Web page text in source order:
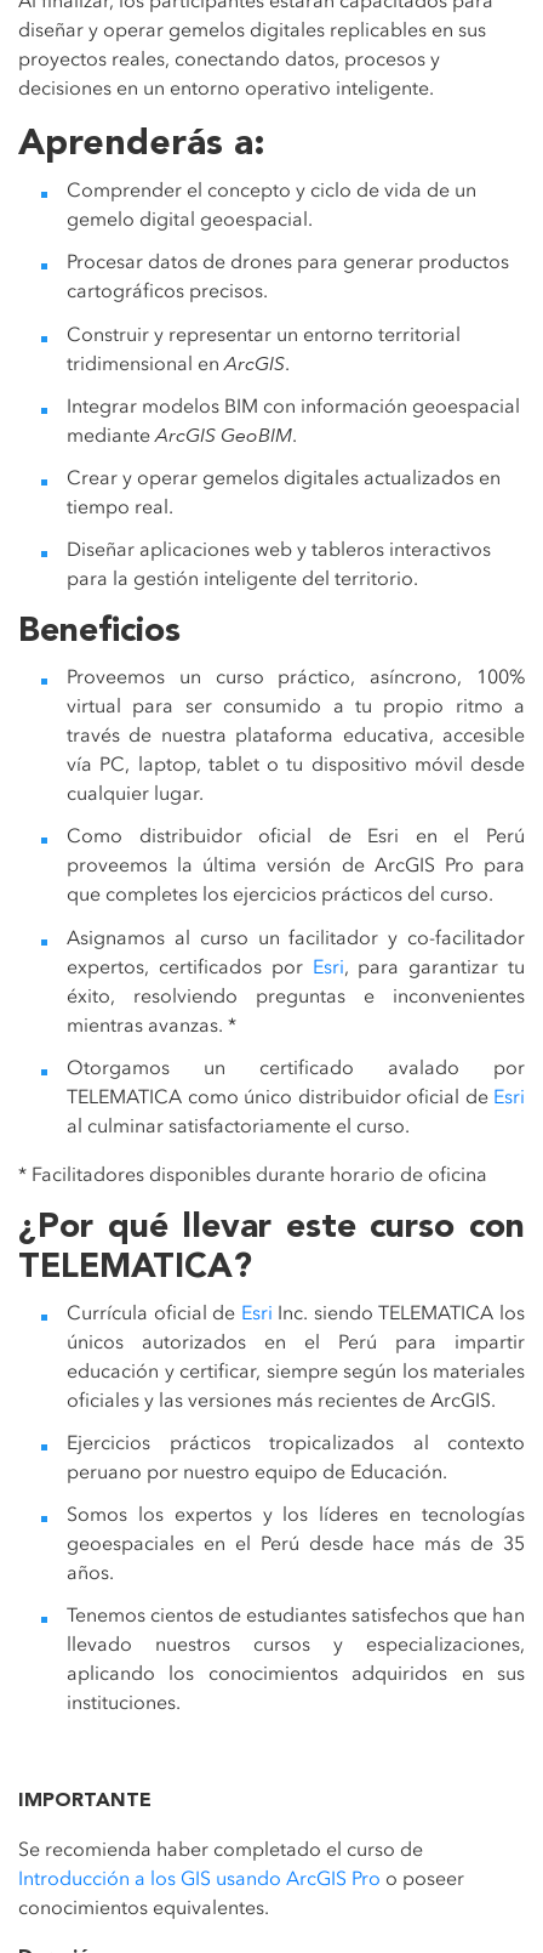
diseñar y operar gemelos digitales replicables en sus
proyectos reales, conectando datos, procesos y
decisiones en un entorno operativo inteligente.
Aprenderás a:
Comprender el concepto y ciclo de vida de un
gemelo digital geoespacial.
Procesar datos de drones para generar productos
cartográficos precisos.
Construir y representar un entorno territorial
tridimensional en ArcGIS.
Integrar modelos BIM con información geoespacial
mediante ArcGIS GeoBIM.
Crear y operar gemelos digitales actualizados en
tiempo real.
Diseñar aplicaciones web y tableros interactivos
para la gestión inteligente del territorio.
Beneficios
Proveemos un curso práctico, asíncrono, 100%
virtual para ser consumido a tu propio ritmo a
través de nuestra plataforma educativa, accesible
vía PC, laptop, tablet o tu dispositivo móvil desde
cualquier lugar.
Como distribuidor oficial de Esri en el Perú
proveemos la última versión de ArcGIS Pro para
que completes los ejercicios prácticos del curso.
Asignamos al curso un facilitador y co-facilitador
expertos, certificados por Esri, para garantizar tu
éxito, resolviendo preguntas e inconvenientes
mientras avanzas. *
Otorgamos un certificado avalado por
TELEMATICA como único distribuidor oficial de Esri
al culminar satisfactoriamente el curso.
* Facilitadores disponibles durante horario de oficina
¿Por qué llevar este curso con
TELEMATICA?
Currícula oficial de Esri Inc. siendo TELEMATICA los
únicos autorizados en el Perú para impartir
educación y certificar, siempre según los materiales
oficiales y las versiones más recientes de ArcGIS.
Ejercicios prácticos tropicalizados al contexto
peruano por nuestro equipo de Educación.
Somos los expertos y los líderes en tecnologías
geoespaciales en el Perú desde hace más de 35
años.
Tenemos cientos de estudiantes satisfechos que han
llevado nuestros cursos y especializaciones,
aplicando los conocimientos adquiridos en sus
instituciones.
IMPORTANTE
Se recomienda haber completado el curso de
Introducción a los GIS usando ArcGIS Pro o poseer
conocimientos equivalentes.